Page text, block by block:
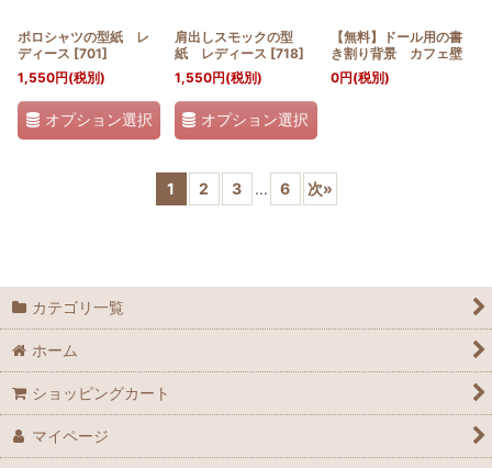
ポロシャツの型紙 レ
ディース [701]
1,550円(税別)
オプション選択
肩出しスモックの型
紙 レディース [718]
1,550円(税別)
オプション選択
【無料】ドール用の書
き割り背景 カフェ壁
0円(税別)
1 2 3 ... 6 次»
カテゴリ一覧
ホーム
ショッピングカート
マイページ